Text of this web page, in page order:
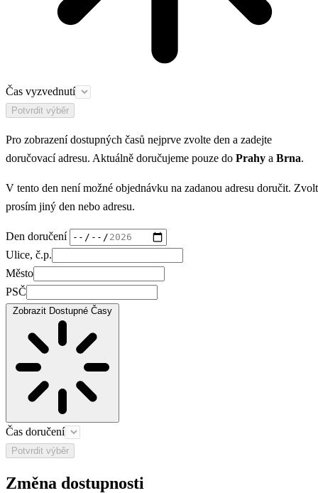
Čas vyzvednutí
Potvrdit výběr
Pro zobrazení dostupných časů nejprve zvolte den a zadejte
doručovací adresu. Aktuálně doručujeme pouze do Prahy a Brna.
V tento den není možné objednávku na zadanou adresu doručit.
prosím jiný den nebo adresu.
Den doručení
Ulice, č.p.
Město
PSČ
Zobrazit Dostupné Časy
Čas doručení
Potvrdit výběr
Změna dostupnosti